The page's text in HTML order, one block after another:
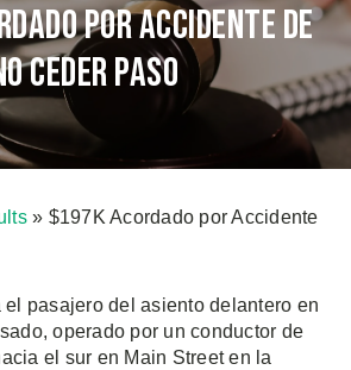
por Accidente de
Ceder Paso
» $197K Acordado por Accidente
el pasajero del asiento delantero en
operado por un conductor de
el sur en Main Street en la